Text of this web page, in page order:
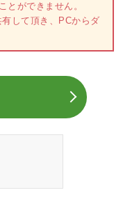
とができません。
して頂き、PCからダ